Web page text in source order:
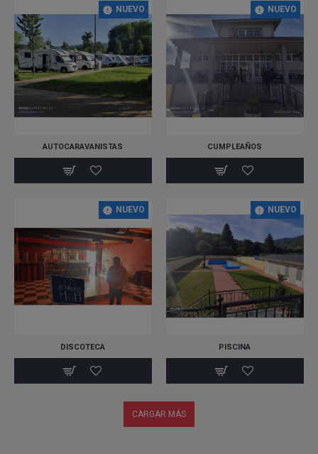
NUEVO
AUTOCARAVANISTAS
NUEVO
CUMPLEAÑOS
NUEVO
DISCOTECA
NUEVO
PISCINA
CARGAR MÁS